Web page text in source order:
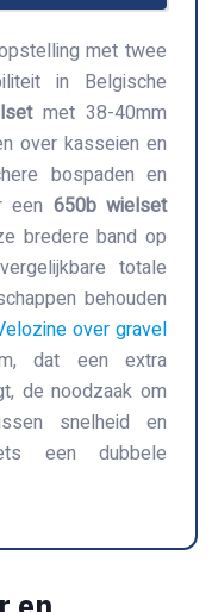
met twee
in Belgische
met 38-40mm
over kasseien en
bospaden en
een 650b wielset
bredere band op
totale
behouden
over gravel
dat een extra
de noodzaak om
snelheid en
een dubbele